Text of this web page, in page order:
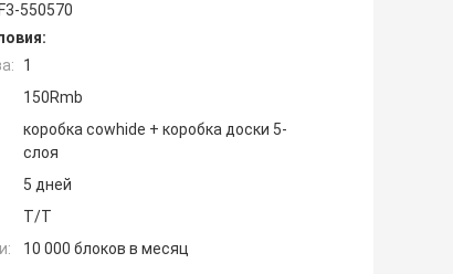
F3-550570
1
150Rmb
коробка cowhide + коробка доски 5-
слоя
5 дней
Т/Т
10 000 блоков в месяц